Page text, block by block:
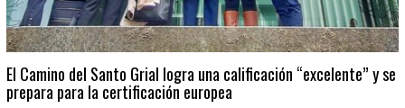
El Camino del Santo Grial logra una calificación “excelente” y se
prepara para la certificación europea